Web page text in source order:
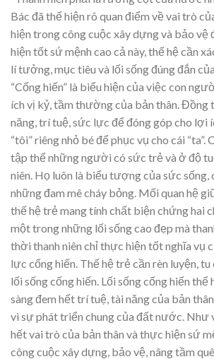
Bác đã thể hiện rõ quan điểm về vai trò
hiện trong công cuộc xây dựng và bảo
hiện tốt sứ mệnh cao cả này, thế hệ cần
lí tưởng, mục tiêu và lối sống đúng đắn
“Cống hiến” là biểu hiện của việc con
ích vị kỷ, tầm thường của bản thân. Đồng
năng, trí tuệ, sức lực để đóng góp cho lợi
“tôi” riêng nhỏ bé để phục vụ cho cái “ta”.
tập thể những người có sức trẻ và ở độ
niên. Họ luôn là biểu tượng của sức sống,
những đam mê cháy bỏng. Mối quan hệ
thế hệ trẻ mang tính chất biện chứng hai
một trong những lối sống cao đẹp mà
thời thanh niên chỉ thực hiện tốt nghĩa vụ
lực cống hiến. Thế hệ trẻ cần rèn luyện,
lối sống cống hiến. Lối sống cống hiến thể
sàng đem hết trí tuệ, tài năng của bản
vì sự phát triển chung của đất nước. Như
hết vai trò của bản thân và thực hiện sứ
công cuộc xây dựng, bảo vệ, nâng tầm